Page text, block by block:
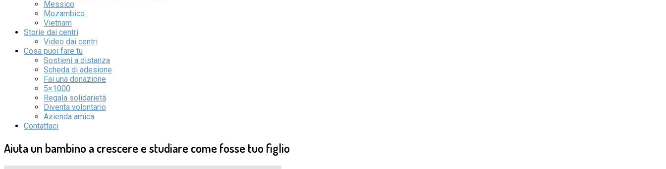
Messico
Mozambico
Vietnam
Storie dai centri
Video dai centri
Cosa puoi fare tu
Sostieni a distanza
Scheda di adesione
Fai una donazione
5×1000
Regala solidarietà
Diventa volontario
Azienda amica
Contattaci
Aiuta un bambino a crescere e studiare come fosse tuo figlio